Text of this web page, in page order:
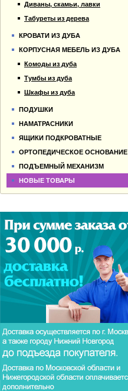
Диваны, скамьи, лавки
Табуреты из дерева
КРОВАТИ ИЗ ДУБА
КОРПУСНАЯ МЕБЕЛЬ ИЗ ДУБА
Комоды из дуба
Тумбы из дуба
Шкафы из дуба
ПОДУШКИ
НАМАТРАСНИКИ
ЯЩИКИ ПОДКРОВАТНЫЕ
ОРТОПЕДИЧЕСКОЕ ОСНОВАНИЕ
ПОДЪЕМНЫЙ МЕХАНИЗМ
НОВЫЕ ТОВАРЫ